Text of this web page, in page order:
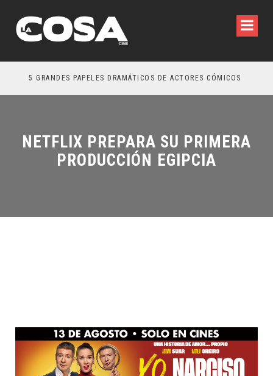
5 GRANDES PAPELES DRAMÁTICOS DE ACTORES CÓMICOS
NETFLIX PREPARA SU PRIMERA
PRODUCCIÓN EGIPCIA